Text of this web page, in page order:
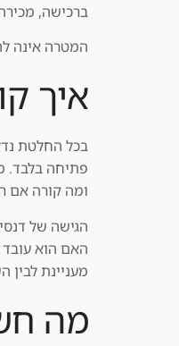
ברכישה,
המטרה אינה להראות כמה
איך
בכל החלטת
פתיחה בלבד.
ומה קורה אם
הגישה של
האם הוא
מעניינת
מה